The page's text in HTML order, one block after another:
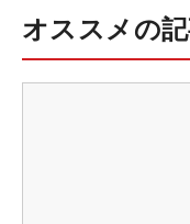
オススメの